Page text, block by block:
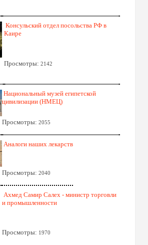
Консульский отдел посольства РФ в
Каире
Просмотры: 2142
Национальный музей египетской
цивилизации (НМЕЦ)
Просмотры: 2055
Аналоги наших лекарств
Просмотры: 2040
Ахмед Самир Салех - министр торговли
и промышленности
Просмотры: 1970